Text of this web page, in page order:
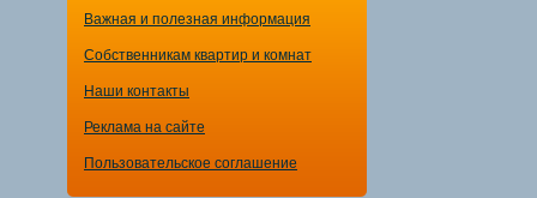
Важная и полезная информация
Собственникам квартир и комнат
Наши контакты
Реклама на сайте
Пользовательское соглашение